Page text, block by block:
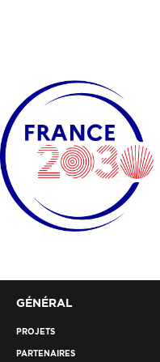
GÉNÉRAL
PROJETS
PARTENAIRES